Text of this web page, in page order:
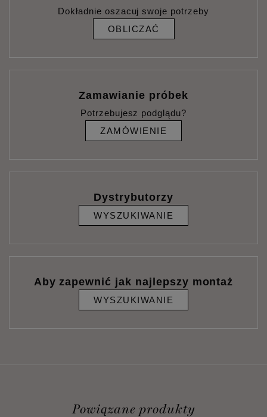
Dokładnie oszacuj swoje potrzeby
OBLICZAĆ
Zamawianie próbek
Potrzebujesz podglądu?
ZAMÓWIENIE
Dystrybutorzy
WYSZUKIWANIE
Aby zapewnić jak najlepszy montaż
WYSZUKIWANIE
Powiązane produkty